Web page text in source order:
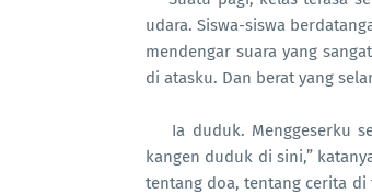
udara. Siswa-siswa
mendengar suara yang
di atasku. Dan berat yang
Ia duduk. Menggeserku
kangen duduk di sini,”
tentang doa, tentang cerita